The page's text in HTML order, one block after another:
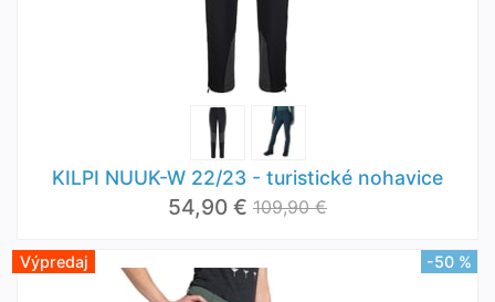
KILPI NUUK-W 22/23 - turistické nohavice
54,90 € 109,90 €
Výpredaj -50 %